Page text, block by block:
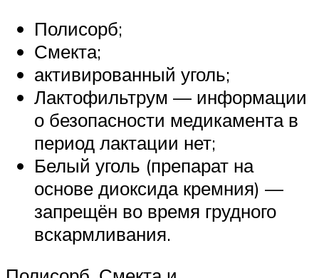
Полисорб;
Смекта;
активированный уголь;
Лактофильтрум — информации
о безопасности медикамента в
период лактации нет;
Белый уголь (препарат на
основе диоксида кремния) —
запрещён во время грудного
вскармливания.